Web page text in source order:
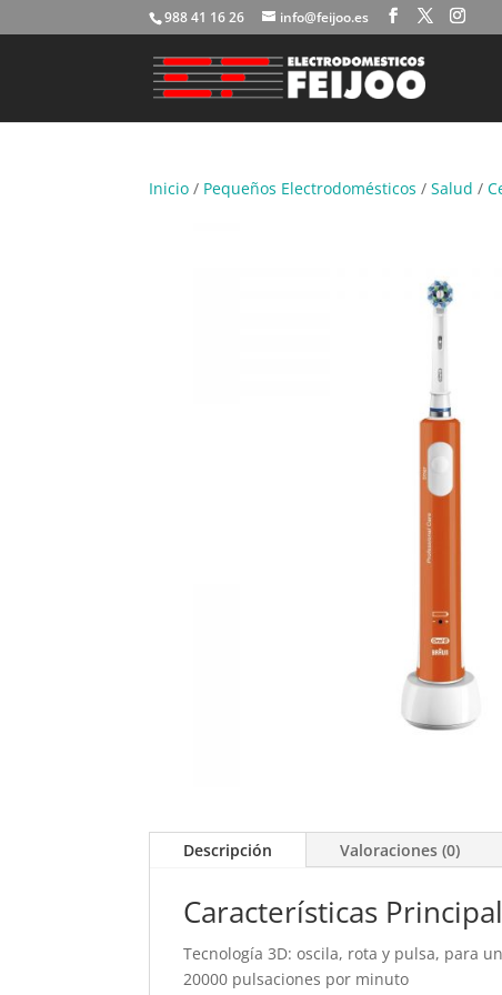
988 41 16 26 info@feijoo.es
Inicio / Pequeños Electrodomésticos /Salud /
Descripción Valoraciones (0)
Características
Tecnología 3D: oscila, rota y pulsa, para
20000 pulsaciones por minuto